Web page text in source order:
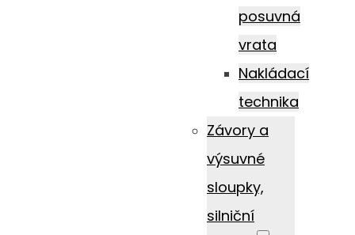
posuvná
vrata
Nakládací
technika
Závory a
výsuvné
sloupky,
silniční